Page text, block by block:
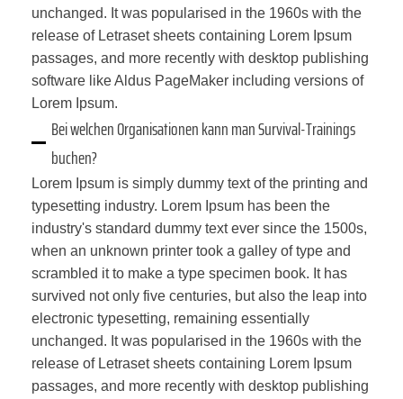
unchanged. It was popularised in the 1960s with the
release of Letraset sheets containing Lorem Ipsum
passages, and more recently with desktop publishing
software like Aldus PageMaker including versions of
Lorem Ipsum.
Bei welchen Organisationen kann man Survival-Trainings
buchen?
Lorem Ipsum is simply dummy text of the printing and
typesetting industry. Lorem Ipsum has been the
industry's standard dummy text ever since the 1500s,
when an unknown printer took a galley of type and
scrambled it to make a type specimen book. It has
survived not only five centuries, but also the leap into
electronic typesetting, remaining essentially
unchanged. It was popularised in the 1960s with the
release of Letraset sheets containing Lorem Ipsum
passages, and more recently with desktop publishing